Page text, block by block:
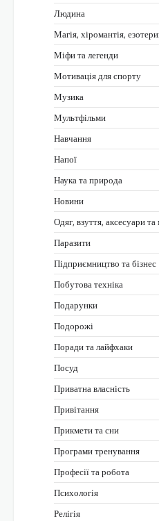
Людина
Магія, хіромантія,
Міфи та легенди
Мотивація для спорту
Музика
Мультфільми
Навчання
Напої
Наука та природа
Новини
Одяг, взуття, аксесуари
Паразити
Підприємництво та бізнес
Побутова техніка
Подарунки
Подорожі
Поради та лайфхаки
Посуд
Приватна власність
Привітання
Прикмети та сни
Програми тренування
Професії та робота
Психологія
Релігія